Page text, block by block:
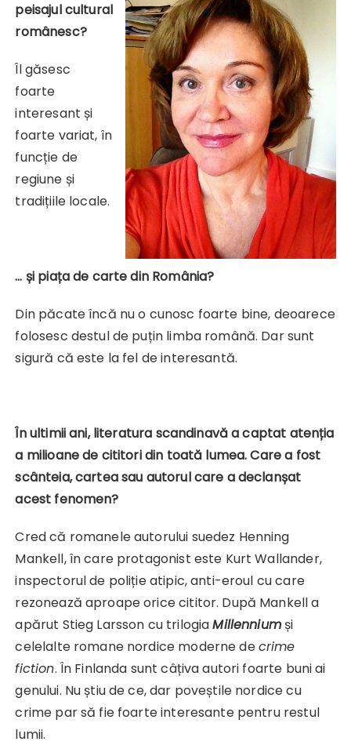
peisajul cultural
românesc?
Îl găsesc
foarte
interesant și
foarte variat, în
funcție de
regiune și
tradițiile locale.
… și piața de carte din România?
Din păcate încă nu o cunosc foarte bine, deoarece
folosesc destul de puțin limba română. Dar sunt
sigură că este la fel de interesantă.
În ultimii ani, literatura scandinavă a captat atenția
a milioane de cititori din toată lumea. Care a fost
scânteia, cartea sau autorul care a declanșat
acest fenomen?
Cred că romanele autorului suedez Henning
Mankell, în care protagonist este Kurt Wallander,
inspectorul de poliție atipic, anti-eroul cu care
rezonează aproape orice cititor. După Mankell a
apărut Stieg Larsson cu trilogiaMillenniumși
celelalte romane nordice moderne decrime
fiction. În Finlanda sunt câțiva autori foarte buni ai
genului. Nu știu de ce, dar poveștile nordice cu
crime par să fie foarte interesante pentru restul
lumii.